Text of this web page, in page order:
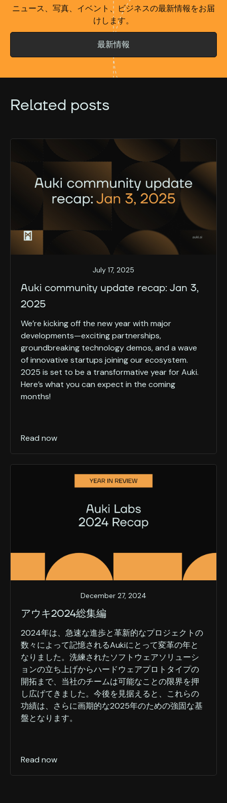
ニュース、写真、イベント、ビジネスの最新情報をお届
けします。
最新情報
Related posts
July 17, 2025
Auki community update recap: Jan 3,
2025
We’re kicking off the new year with major
developments—exciting partnerships,
groundbreaking technology demos, and a wave
of innovative startups joining our ecosystem.
2025 is set to be a transformative year for Auki.
Here’s what you can expect in the coming
months!
Read now
December 27, 2024
アウキ2024総集編
2024年は、急速な進歩と革新的なプロジェクトの
数々によって記憶されるAukiにとって変革の年と
なりました。洗練されたソフトウェアソリューシ
ョンの立ち上げからハードウェアプロトタイプの
開拓まで、当社のチームは可能なことの限界を押
し広げてきました。今後を見据えると、これらの
功績は、さらに画期的な2025年のための強固な基
盤となります。
Read now